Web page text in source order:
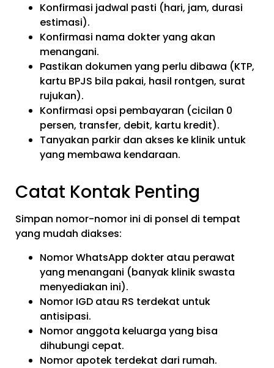
Konfirmasi jadwal pasti (hari, jam, durasi
estimasi).
Konfirmasi nama dokter yang akan
menangani.
Pastikan dokumen yang perlu dibawa (KTP,
kartu BPJS bila pakai, hasil rontgen, surat
rujukan).
Konfirmasi opsi pembayaran (cicilan 0
persen, transfer, debit, kartu kredit).
Tanyakan parkir dan akses ke klinik untuk
yang membawa kendaraan.
Catat Kontak Penting
Simpan nomor-nomor ini di ponsel di tempat
yang mudah diakses:
Nomor WhatsApp dokter atau perawat
yang menangani (banyak klinik swasta
menyediakan ini).
Nomor IGD atau RS terdekat untuk
antisipasi.
Nomor anggota keluarga yang bisa
dihubungi cepat.
Nomor apotek terdekat dari rumah.